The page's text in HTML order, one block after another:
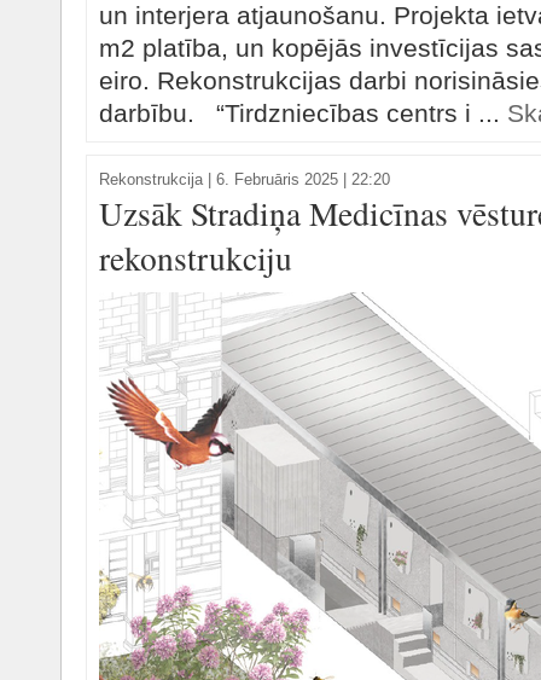
un interjera atjaunošanu. Projekta
m2 platība, un kopējās investīcijas
eiro. Rekonstrukcijas darbi
darbību. “Tirdzniecības centrs i ...
Rekonstrukcija| 6. Februāris 2025 | 22:20
Uzsāk Stradiņa Medicīnas
rekonstrukciju